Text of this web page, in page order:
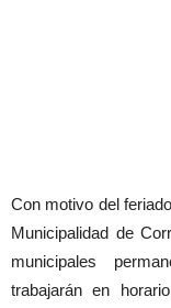
Con motivo del
Municipalidad de
municipales
trabajarán en